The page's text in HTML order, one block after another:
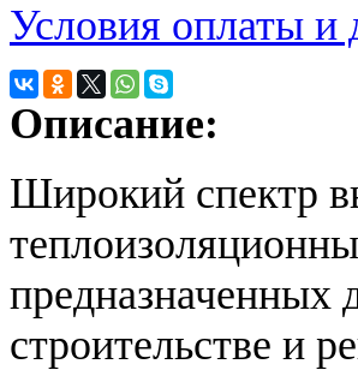
Условия оплаты и
Описание:
Широкий спектр
предназначенных
строительстве и